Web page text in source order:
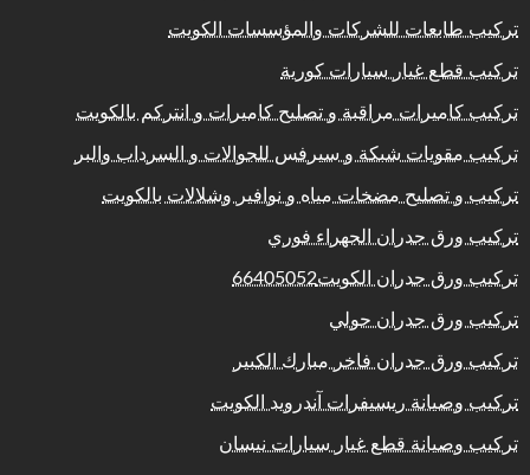
تركيب طابعات للشركات والمؤسسات الكويت
تركيب قطع غيار سيارات كورية
تركيب كاميرات مراقبة و تصليح كاميرات و انتركم بالكويت
تركيب مقويات شبكة و سيرفس للجوالات و السرداب والبر
تركيب و تصليح مضخات مياه و نوافير وشلالات بالكويت
تركيب ورق جدران الجهراء فوري
تركيب ورق جدران الكويت66405052
تركيب ورق جدران حولي
تركيب ورق جدران فاخر مبارك الكبير
تركيب وصيانة ريسيفرات آندرويد الكويت
تركيب وصيانة قطع غيار سيارات نيسان